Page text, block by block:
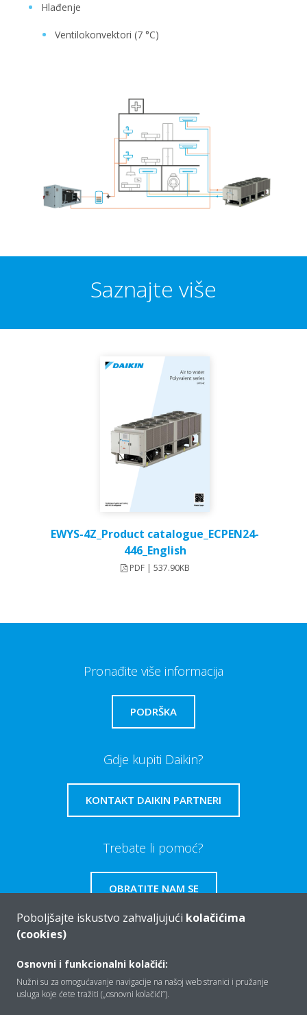
Hlađenje
Ventilokonvektori (7 °C)
Saznajte više
EWYS-4Z_Product catalogue_ECPEN24-
446_English
PDF | 537.90KB
Pronađite više informacija
PODRŠKA
Gdje kupiti Daikin?
KONTAKT DAIKIN PARTNERI
Trebate li pomoć?
OBRATITE NAM SE
Tko smo mi
Poboljšajte iskustvo zahvaljujući kolačićima
(cookies)
Osnovni i funkcionalni kolačići:
Nužni su za omogućavanje navigacije na našoj web stranici i pružanje
usluga koje ćete tražiti („osnovni kolačići”).